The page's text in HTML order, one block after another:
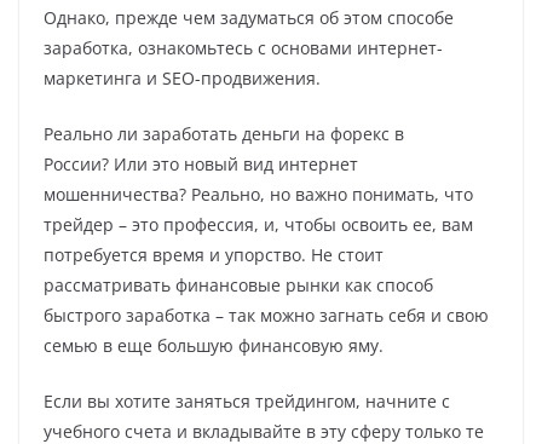
Однако, прежде чем задуматься об этом способе
заработка, ознакомьтесь с основами интернет-
маркетинга и SEO-продвижения.
Реально ли заработать деньги на форекс в
России? Или это новый вид интернет
мошенничества? Реально, но важно понимать, что
трейдер – это профессия, и, чтобы освоить ее, вам
потребуется время и упорство. Не стоит
рассматривать финансовые рынки как способ
быстрого заработка – так можно загнать себя и свою
семью в еще большую финансовую яму.
Если вы хотите заняться трейдингом, начните с
учебного счета и вкладывайте в эту сферу только те